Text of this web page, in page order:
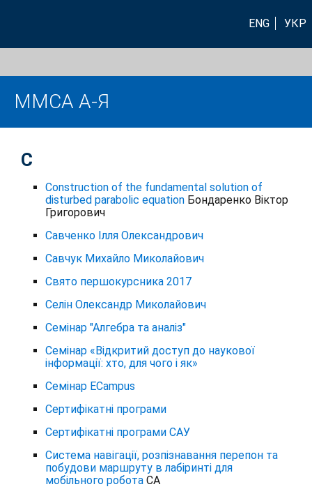
ENG УКР
ММСА А-Я
С
Сonstruction of the fundamental solution of
disturbed parabolic equation Бондаренко Віктор
Григорович
Савченко Ілля Олександрович
Савчук Михайло Миколайович
Свято першокурсника 2017
Селін Олександр Миколайович
Семінар "Алгебра та аналіз"
Семінар «Відкритий доступ до наукової
інформації: хто, для чого і як»
Семінар ECampus
Сертифікатні програми
Сертифікатні програми САУ
Сиcтема навігації, розпізнавання перепон та
побудови маршруту в лабіринті для
мобільного робота СА